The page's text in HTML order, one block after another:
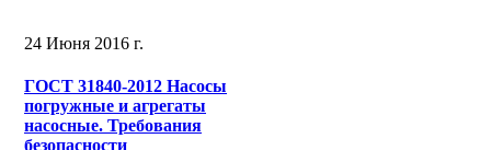
24 Июня 2016 г.
ГОСТ 31840-2012 Насосы
погружные и агрегаты
насосные. Требования
безопасности